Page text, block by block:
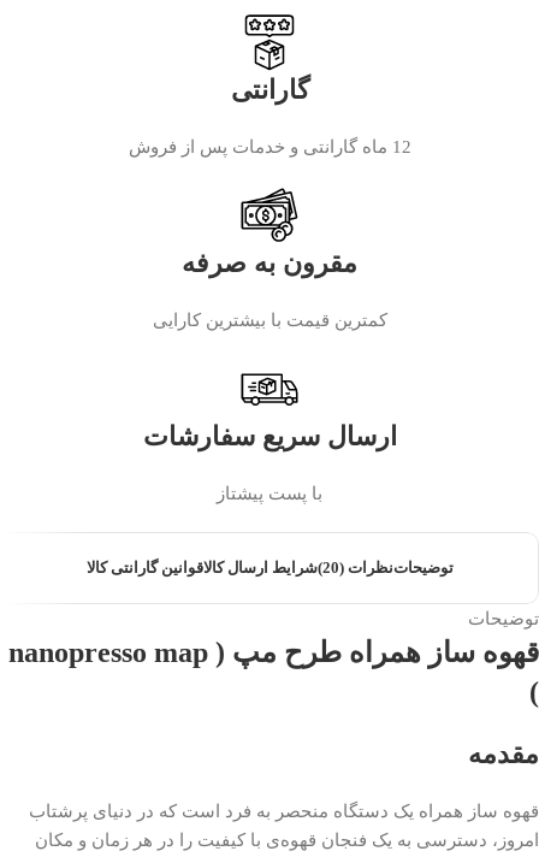
گارانتی
12 ماه گارانتی و خدمات پس از فروش
مقرون به صرفه
کمترین قیمت با بیشترین کارایی
ارسال سریع سفارشات
با پست پیشتاز
توضیحاتنظرات (20) شرایط ارسال کالاقوانین گارانتی کالا
توضیحات
قهوه ساز همراه طرح مپ ( nanopresso map
)
مقدمه
قهوه ساز همراه یک دستگاه منحصر به فرد است که در دنیای پرشتاب
امروز، دسترسی به یک فنجان قهوه‌ی با کیفیت را در هر زمان و مکان